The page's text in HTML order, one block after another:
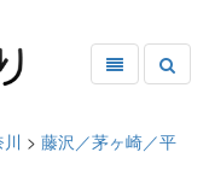
> 藤沢／茅ヶ崎／平